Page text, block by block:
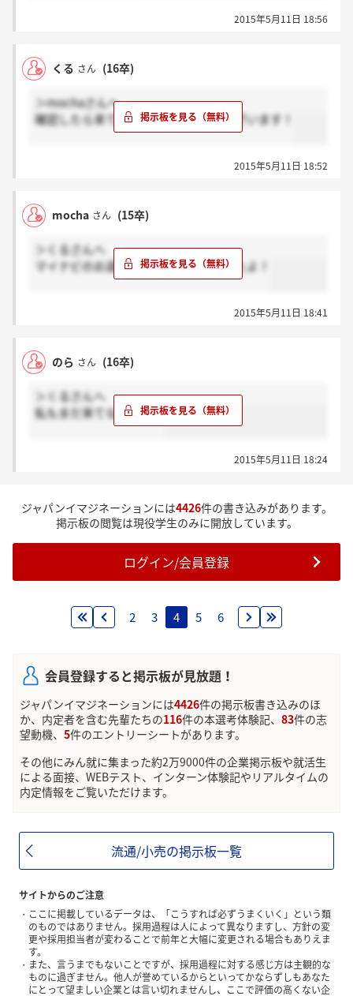
2015年5月11日 18:56
くる さん (16卒)
＞mochaさんへ
確認したら来てました！ありがとうございます！
2015年5月11日 18:52
mocha さん (15卒)
＞くるさんへ
マイナビのお返事箱に連絡が来てましたよ！
2015年5月11日 18:41
のら さん (16卒)
＞くるさんへ
私もまだ来てないです…
2015年5月11日 18:24
ジャパンイマジネーションには4426件の書き込みがあります。
掲示板の閲覧は現役学生のみに開放しています。
ログイン/会員登録
2 3 4 5 6
会員登録すると掲示板が見放題！
ジャパンイマジネーションには4426件の掲示板書き込みのほ
か、内定者を含む先輩たちの116件の本選考体験記、 83件の志
望動機、 5件のエントリーシートがあります。
その他にみん就に集まった約2万9000件の企業掲示板や就活生
による面接、WEBテスト、インターン体験記やリアルタイムの
内定情報をご覧いただけます。
流通/小売の掲示板一覧
サイトからのご注意
ここに掲載しているデータは、「こうすれば必ずうまくいく」という類
のものではありません。採用過程は人によって異なりますし、方針の変
更や採用担当者が変わることで前年と大幅に変更される場合もありえま
す。
また、言うまでもないことですが、採用過程に対する感じ方は主観的な
ものに過ぎません。他人が誉めているからといってかならずしもあなた
にとって望ましい企業とは言い切れませんし、ここで評価の高くない企